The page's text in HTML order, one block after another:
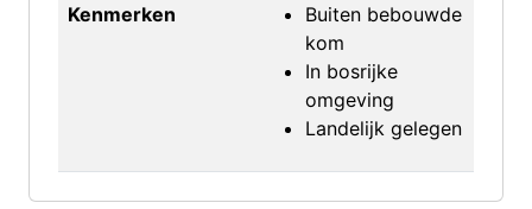
Kenmerken
Buiten bebouwde
kom
In bosrijke
omgeving
Landelijk gelegen